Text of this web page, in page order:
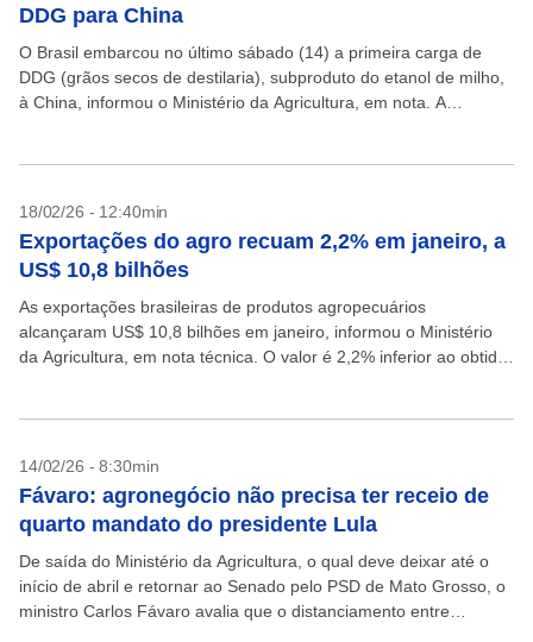
DDG para China
O Brasil embarcou no último sábado (14) a primeira carga de
DDG (grãos secos de destilaria), subproduto do etanol de milho,
à China, informou o Ministério da Agricultura, em nota. A
18/02/26 - 12:40min
Exportações do agro recuam 2,2% em janeiro, a
US$ 10,8 bilhões
As exportações brasileiras de produtos agropecuários
alcançaram US$ 10,8 bilhões em janeiro, informou o Ministério
da Agricultura, em nota técnica. O valor é 2,2% inferior ao obtido
14/02/26 - 8:30min
Fávaro: agronegócio não precisa ter receio de
quarto mandato do presidente Lula
De saída do Ministério da Agricultura, o qual deve deixar até o
início de abril e retornar ao Senado pelo PSD de Mato Grosso, o
ministro Carlos Fávaro avalia que o distanciamento entre